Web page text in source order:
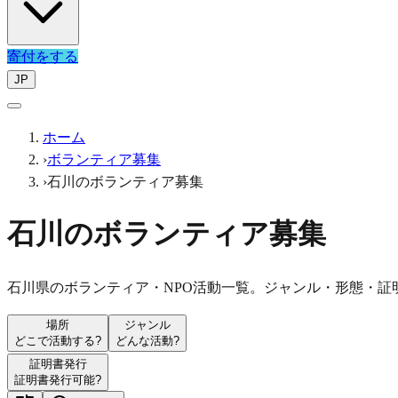
寄付をする
JP
ホーム
›ボランティア募集
›石川のボランティア募集
石川のボランティア募集
石川県のボランティア・NPO活動一覧。ジャンル・形態・証
場所
どこで活動する?
ジャンル
どんな活動?
証明書発行
証明書発行可能?